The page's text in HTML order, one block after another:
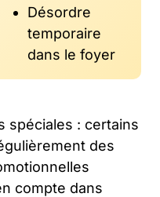
Désordre
temporaire
dans le foyer
spéciales : certains
des
compte dans